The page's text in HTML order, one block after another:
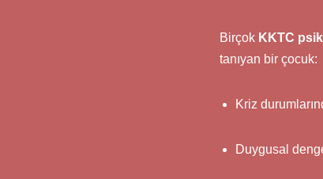
Birçok KKTC
tanıyan bir çocuk:
Kriz
Duygusal